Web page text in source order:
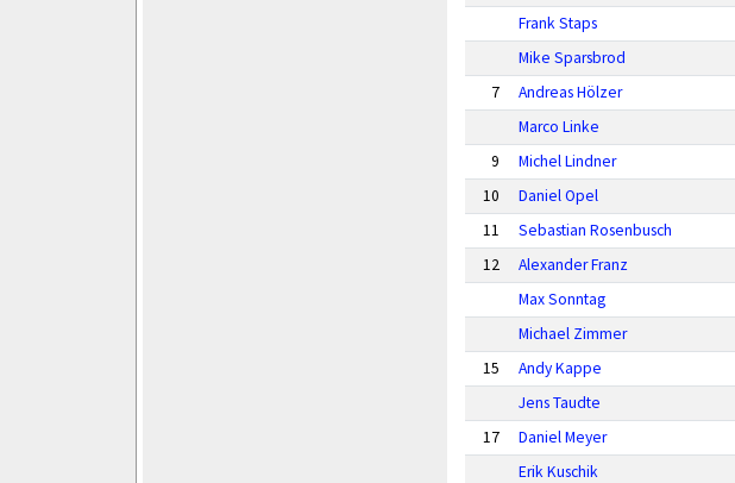
Frank Staps
Mike Sparsbrod
7
Andreas Hölzer
Marco Linke
9
Michel Lindner
10
Daniel Opel
11
Sebastian Rosenbusch
12
Alexander Franz
Max Sonntag
Michael Zimmer
15
Andy Kappe
Jens Taudte
17
Daniel Meyer
Erik Kuschik